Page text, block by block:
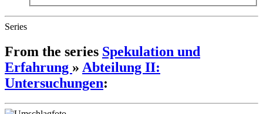
Series
From the series Spekulation und
Erfahrung » Abteilung II:
Untersuchungen: